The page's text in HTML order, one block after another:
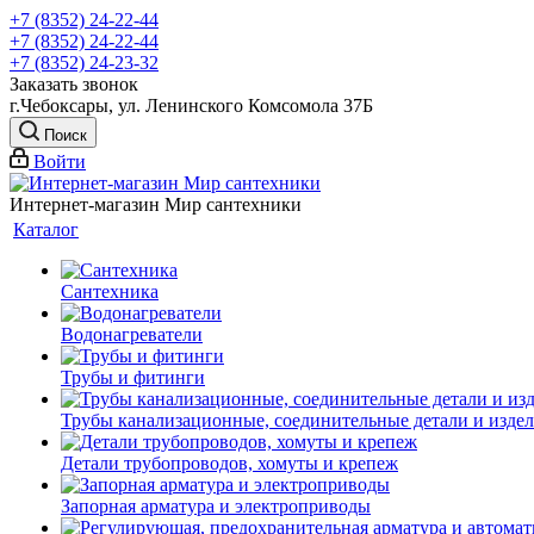
+7 (8352) 24-22-44
+7 (8352) 24-22-44
+7 (8352) 24-23-32
Заказать звонок
г.Чебоксары, ул. Ленинского Комсомола 37Б
Поиск
Войти
Интернет-магазин Мир сантехники
Каталог
Сантехника
Водонагреватели
Трубы и фитинги
Трубы канализационные, соединительные детали и
Детали трубопроводов, хомуты и крепеж
Запорная арматура и электроприводы